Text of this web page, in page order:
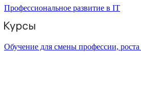
Профессиональное развитие в IT
Обучение для смены профессии, роста